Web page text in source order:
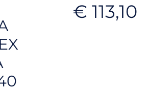
€ 113,10